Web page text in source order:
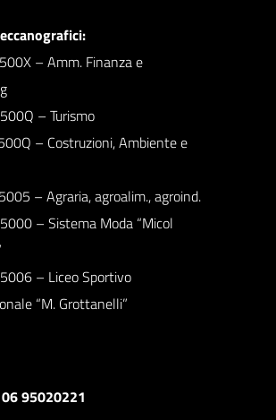
– Amm. Finanza e
– Turismo
– Costruzioni, Ambiente e
– Agraria, agroalim., agroind.
– Sistema Moda “Micol
– Liceo Sportivo
“M. Grottanelli”
95020221